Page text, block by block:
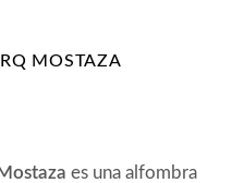
MOSTAZA
es una alfombra